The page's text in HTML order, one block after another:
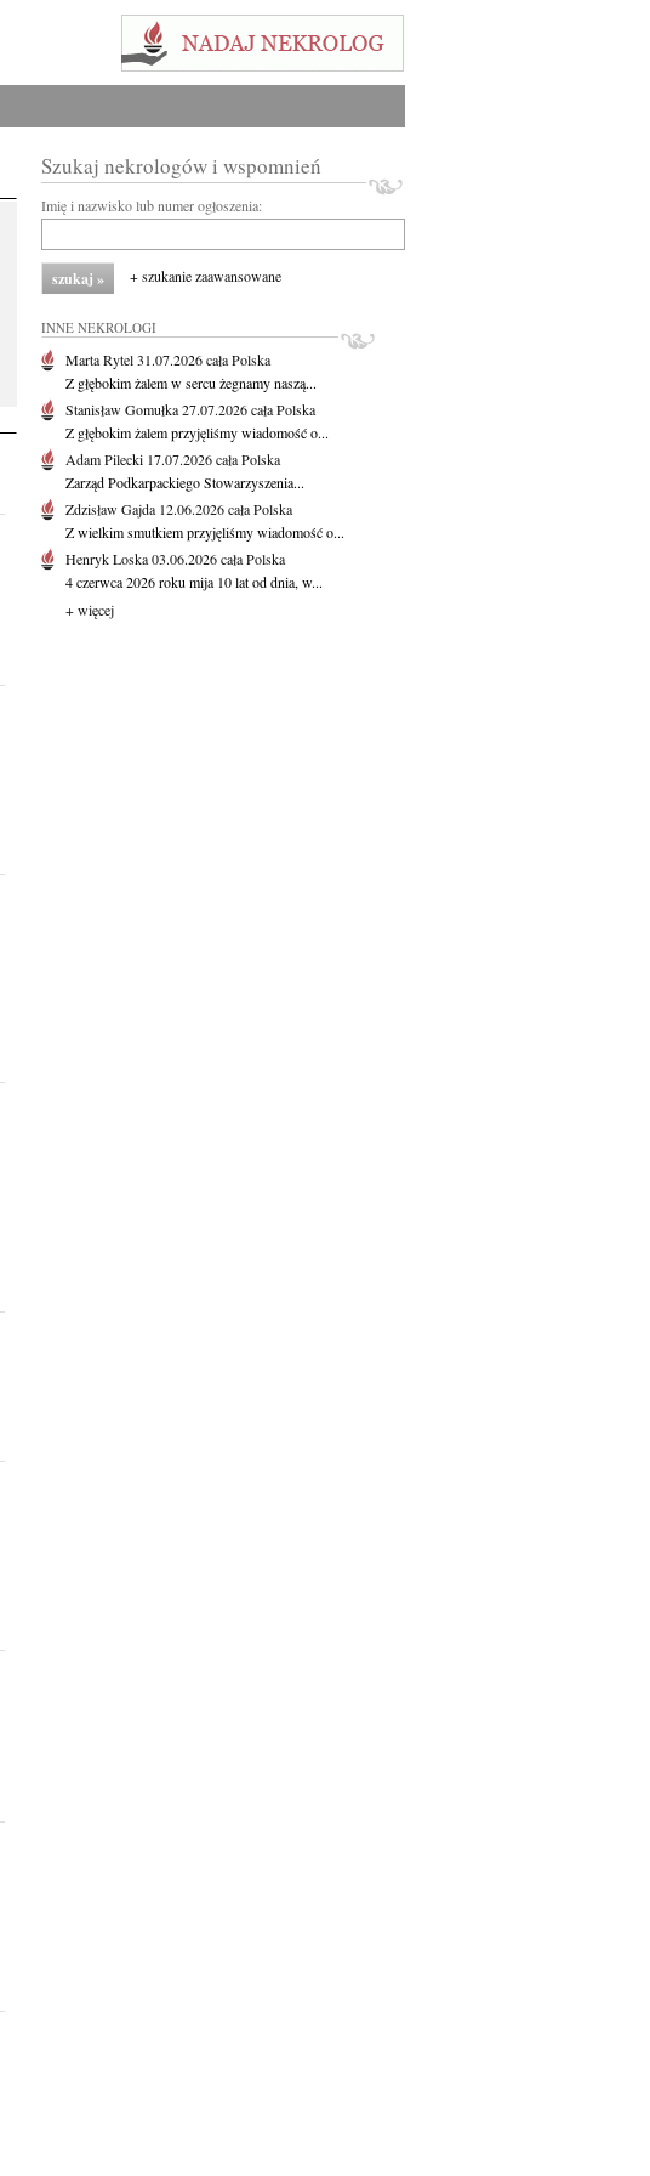
Szukaj nekrologów i wspomnień
Imię i nazwisko lub numer ogłoszenia:
+ szukanie zaawansowane
INNE NEKROLOGI
Marta Rytel31.07.2026cała Polska
Z głębokim żalem w sercu żegnamy naszą...
Stanisław Gomułka27.07.2026cała Polska
Z głębokim żalem przyjęliśmy wiadomość o...
Adam Pilecki 17.07.2026cała Polska
Zarząd Podkarpackiego Stowarzyszenia...
Zdzisław Gajda 12.06.2026cała Polska
Z wielkim smutkiem przyjęliśmy wiadomość o...
Henryk Loska03.06.2026cała Polska
4 czerwca 2026 roku mija 10 lat od dnia, w...
+ więcej